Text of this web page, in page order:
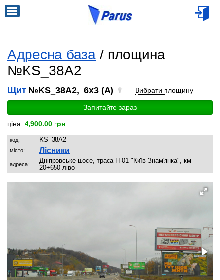
Адресна база / площина
№KS_38A2
Щит №KS_38A2, 6x3 (A) Вибрати площину
Запитайте зараз
ціна: 4,900.00 грн
код: KS_38A2
місто: Лісники
адреса:
Дніпровське шосе, траса Н-01 "Київ-Знам'янка", км
20+650 ліво